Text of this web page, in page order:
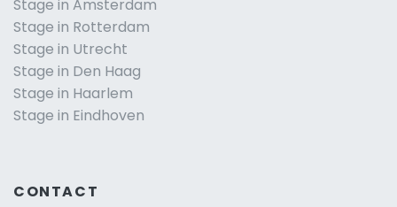
Stage in Amsterdam
Stage in Rotterdam
Stage in Utrecht
Stage in Den Haag
Stage in Haarlem
Stage in Eindhoven
CONTACT